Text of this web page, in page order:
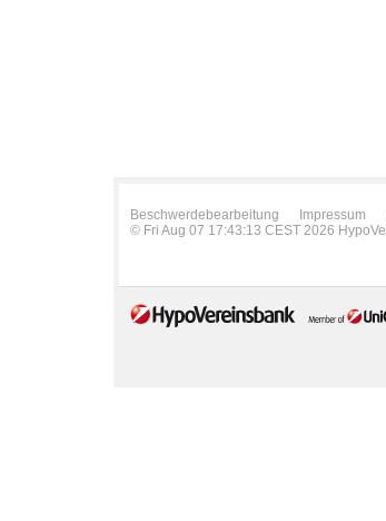
Beschwerdebearbeitung Impressum
© Fri Aug 07 17:43:13 CEST 2026